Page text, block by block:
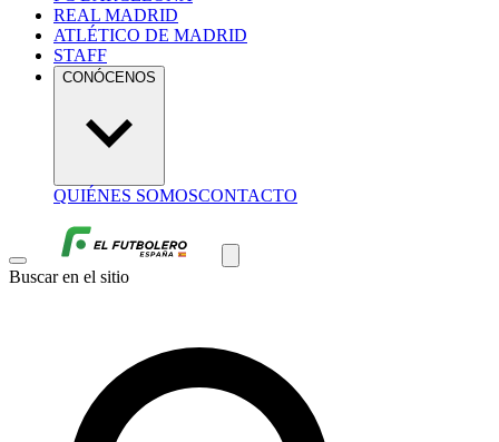
REAL MADRID
ATLÉTICO DE MADRID
STAFF
CONÓCENOS
QUIÉNES SOMOSCONTACTO
Buscar en el sitio